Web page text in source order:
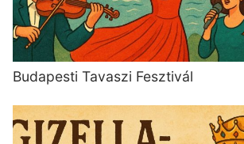
Budapesti Tavaszi Fesztivál